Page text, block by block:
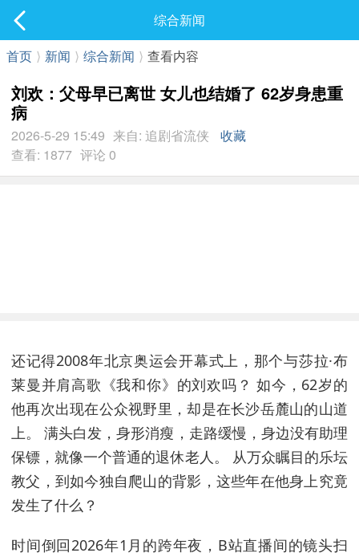
最新发表
综合新闻
首页 ⟩ 新闻 ⟩ 综合新闻 ⟩ 查看内容
刘欢：父母早已离世 女儿也结婚了 62岁身患重
病
2026-5-29 15:49 来自: 追剧省流侠
收藏
查看: 1877 评论 0
还记得2008年北京奥运会开幕式上，那个与莎拉·布
莱曼并肩高歌《我和你》的刘欢吗？ 如今，62岁的
他再次出现在公众视野里，却是在长沙岳麓山的山道
上。 满头白发，身形消瘦，走路缓慢，身边没有助理
保镖，就像一个普通的退休老人。 从万众瞩目的乐坛
教父，到如今独自爬山的背影，这些年在他身上究竟
发生了什么？
时间倒回2026年1月的跨年夜，B站直播间的镜头扫